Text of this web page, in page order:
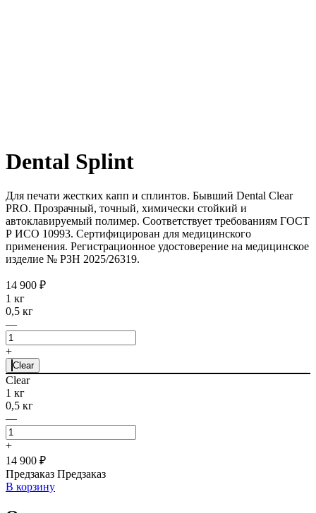
Dental Splint
Для печати жестких капп и сплинтов. Бывший Dental Clear
PRO. Прозрачный, точный, химически стойкий и
автоклавируемый полимер. Соответствует требованиям ГОСТ
Р ИСО 10993. Cертифицирован для медицинского
применения. Регистрационное удостоверение на медицинское
изделие № РЗН 2025/26319.
14 900 ₽
1 кг
0,5 кг
—
+
Clear
Clear
1 кг
0,5 кг
—
+
14 900 ₽
Предзаказ Предзаказ
В корзину